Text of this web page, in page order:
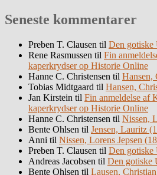
Seneste kommentarer
Preben T. Clausen til Den
Rene Rasmussen til Fin
kaperkrydser op Historie Online
Hanne C. Christensen til Hansen,
Tobias Midtgaard til Hansen,
Jan Kirstein til Fin anmeldelse af
kaperkrydser op Historie Online
Hanne C. Christensen til Nissen,
Bente Ohlsen til Jensen, Lauritz
Anni til Nissen, Lorens Jepsen
Preben T. Clausen til Den
Andreas Jacobsen til Den gotiske
Bente Ohlsen til Lausen,